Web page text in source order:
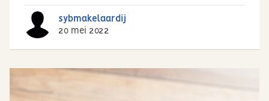
sybmakelaardij
20 mei 2022